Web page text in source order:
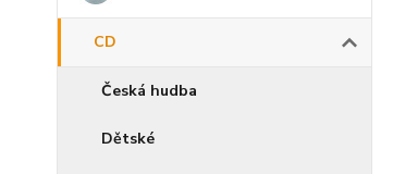
CD
Česká hudba
Dětské